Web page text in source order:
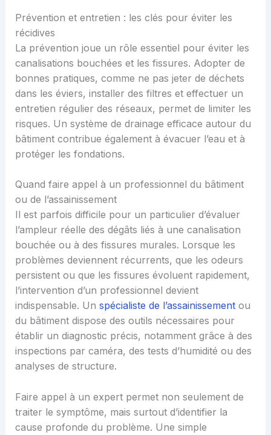
Prévention et entretien : les clés pour éviter les
récidives
La prévention joue un rôle essentiel pour éviter les
canalisations bouchées et les fissures. Adopter de
bonnes pratiques, comme ne pas jeter de déchets
dans les éviers, installer des filtres et effectuer un
entretien régulier des réseaux, permet de limiter les
risques. Un système de drainage efficace autour du
bâtiment contribue également à évacuer l’eau et à
protéger les fondations.
Quand faire appel à un professionnel du bâtiment
ou de l’assainissement
Il est parfois difficile pour un particulier d’évaluer
l’ampleur réelle des dégâts liés à une canalisation
bouchée ou à des fissures murales. Lorsque les
problèmes deviennent récurrents, que les odeurs
persistent ou que les fissures évoluent rapidement,
l’intervention d’un professionnel devient
indispensable. Un spécialiste de l’assainissementou
du bâtiment dispose des outils nécessaires pour
établir un diagnostic précis, notamment grâce à des
inspections par caméra, des tests d’humidité ou des
analyses de structure.
Faire appel à un expert permet non seulement de
traiter le symptôme, mais surtout d’identifier la
cause profonde du problème. Une simple